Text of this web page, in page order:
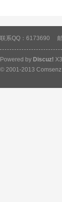
联系QQ：6173690
Powered by Discuz!
© 2001-2013 Comsenz